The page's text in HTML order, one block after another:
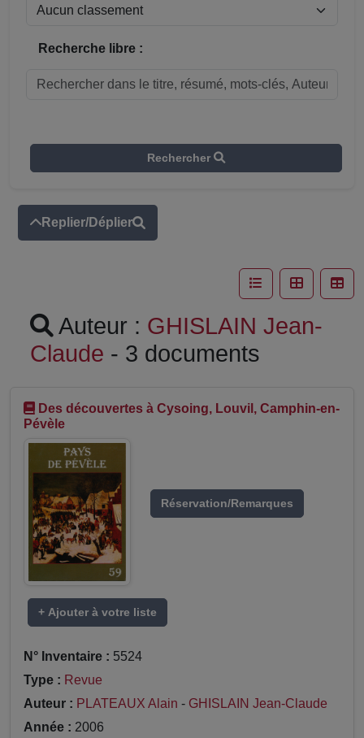
Recherche libre :
Rechercher
Replier/Déplier
Auteur : GHISLAIN Jean-
Claude - 3 documents
Des découvertes à Cysoing, Louvil, Camphin-en-
Pévèle
Réservation/Remarques
+ Ajouter à votre liste
N° Inventaire : 5524
Type : Revue
Auteur : PLATEAUX Alain - GHISLAIN Jean-Claude
Année : 2006